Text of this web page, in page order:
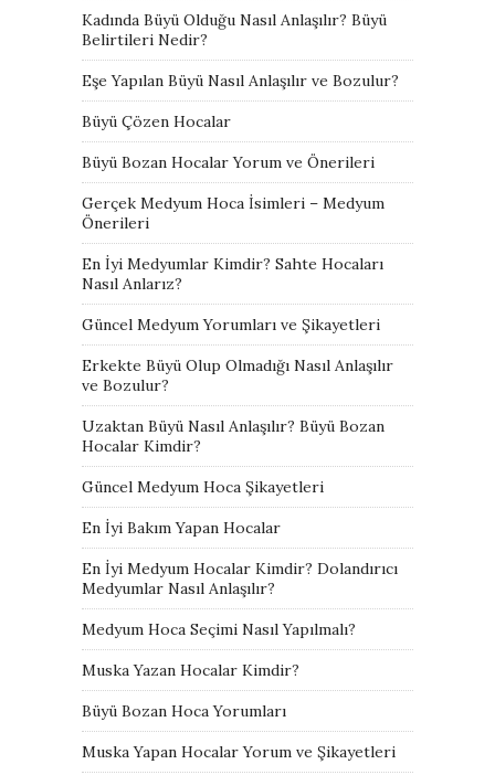
Kadında Büyü Olduğu Nasıl Anlaşılır? Büyü
Belirtileri Nedir?
Eşe Yapılan Büyü Nasıl Anlaşılır ve Bozulur?
Büyü Çözen Hocalar
Büyü Bozan Hocalar Yorum ve Önerileri
Gerçek Medyum Hoca İsimleri – Medyum
Önerileri
En İyi Medyumlar Kimdir? Sahte Hocaları
Nasıl Anlarız?
Güncel Medyum Yorumları ve Şikayetleri
Erkekte Büyü Olup Olmadığı Nasıl Anlaşılır
ve Bozulur?
Uzaktan Büyü Nasıl Anlaşılır? Büyü Bozan
Hocalar Kimdir?
Güncel Medyum Hoca Şikayetleri
En İyi Bakım Yapan Hocalar
En İyi Medyum Hocalar Kimdir? Dolandırıcı
Medyumlar Nasıl Anlaşılır?
Medyum Hoca Seçimi Nasıl Yapılmalı?
Muska Yazan Hocalar Kimdir?
Büyü Bozan Hoca Yorumları
Muska Yapan Hocalar Yorum ve Şikayetleri